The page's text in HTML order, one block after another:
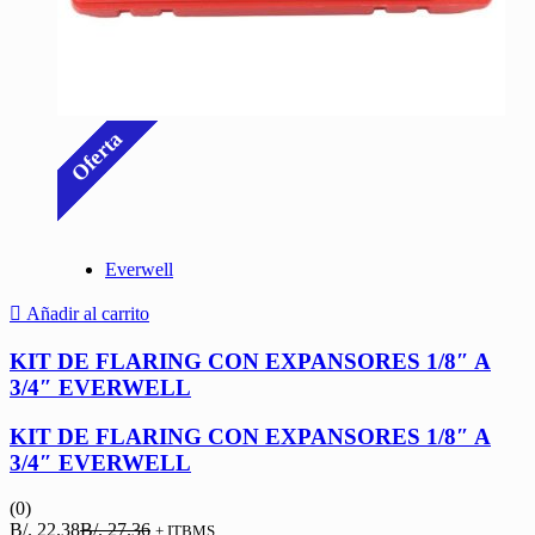
Oferta
Everwell
Añadir al carrito
KIT DE FLARING CON EXPANSORES 1/8″ A
3/4″ EVERWELL
KIT DE FLARING CON EXPANSORES 1/8″ A
3/4″ EVERWELL
(0)
B/. 22.38El
B/.27.36 El
+ ITBMS